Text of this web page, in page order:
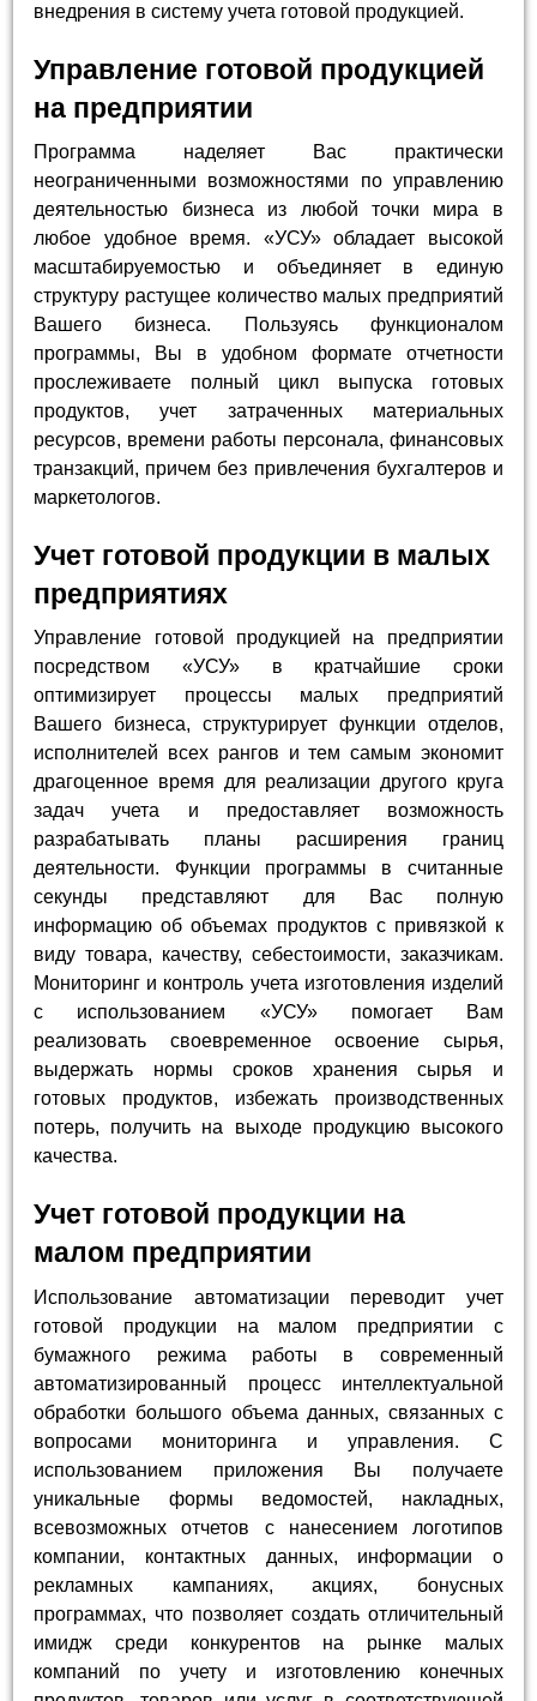
внедрения в систему учета готовой продукцией.
Управление готовой продукцией
на предприятии
Программа наделяет Вас практически
неограниченными возможностями по управлению
деятельностью бизнеса из любой точки мира в
любое удобное время. «УСУ» обладает высокой
масштабируемостью и объединяет в единую
структуру растущее количество малых предприятий
Вашего бизнеса. Пользуясь функционалом
программы, Вы в удобном формате отчетности
прослеживаете полный цикл выпуска готовых
продуктов, учет затраченных материальных
ресурсов, времени работы персонала, финансовых
транзакций, причем без привлечения бухгалтеров и
маркетологов.
Учет готовой продукции в малых
предприятиях
Управление готовой продукцией на предприятии
посредством «УСУ» в кратчайшие сроки
оптимизирует процессы малых предприятий
Вашего бизнеса, структурирует функции отделов,
исполнителей всех рангов и тем самым экономит
драгоценное время для реализации другого круга
задач учета и предоставляет возможность
разрабатывать планы расширения границ
деятельности. Функции программы в считанные
секунды представляют для Вас полную
информацию об объемах продуктов с привязкой к
виду товара, качеству, себестоимости, заказчикам.
Мониторинг и контроль учета изготовления изделий
с использованием «УСУ» помогает Вам
реализовать своевременное освоение сырья,
выдержать нормы сроков хранения сырья и
готовых продуктов, избежать производственных
потерь, получить на выходе продукцию высокого
качества.
Учет готовой продукции на
малом предприятии
Использование автоматизации переводит учет
готовой продукции на малом предприятии с
бумажного режима работы в современный
автоматизированный процесс интеллектуальной
обработки большого объема данных, связанных с
вопросами мониторинга и управления. С
использованием приложения Вы получаете
уникальные формы ведомостей, накладных,
всевозможных отчетов с нанесением логотипов
компании, контактных данных, информации о
рекламных кампаниях, акциях, бонусных
программах, что позволяет создать отличительный
имидж среди конкурентов на рынке малых
компаний по учету и изготовлению конечных